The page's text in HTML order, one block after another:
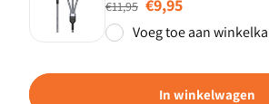
€11,95 €9,95
Voeg toe aan
In winkelwagen